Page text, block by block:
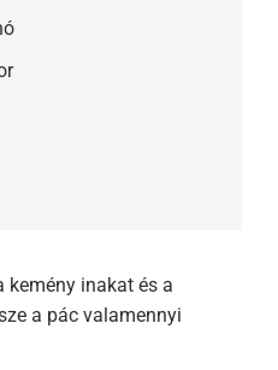
kemény inakat és a
a pác valamennyi